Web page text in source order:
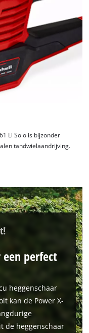
nodig om
te laden!
to load due
disclosed to the
to add this content
used.
Li Solo is bijzonder
tandwielaandrijving.
een perfect
heggenschaar
kan de Power X-
de heggenschaar